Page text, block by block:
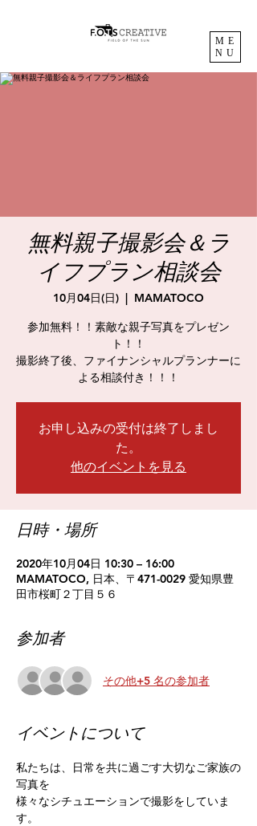
ME
NU
無料親子撮影会＆ラ
イフプラン相談会
10月04日(日)
  |
MAMATOCO
参加無料！！素敵な親子写真をプレゼン
ト！！
撮影終了後、ファイナンシャルプランナーに
よる相談付き！！！
お申し込みの受付は終了しまし
た。
他のイベントを見る
日時・場所
2020年10月04日 10:30 – 16:00
MAMATOCO, 日本、〒471-0029 愛知県豊
田市桜町２丁目５６
参加者
その他+5 名の参加者
イベントについて
私たちは、日常を共に過ごす大切なご家族の
写真を
様々なシチュエーションで撮影をしていま
す。